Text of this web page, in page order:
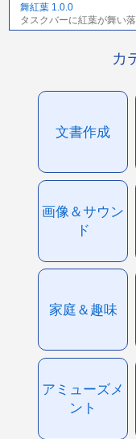
舞紅葉 1.0.0
タスクバーに紅葉が舞い
カ
文書作成
画像＆サウン
ド
家庭＆趣味
アミューズメ
ント